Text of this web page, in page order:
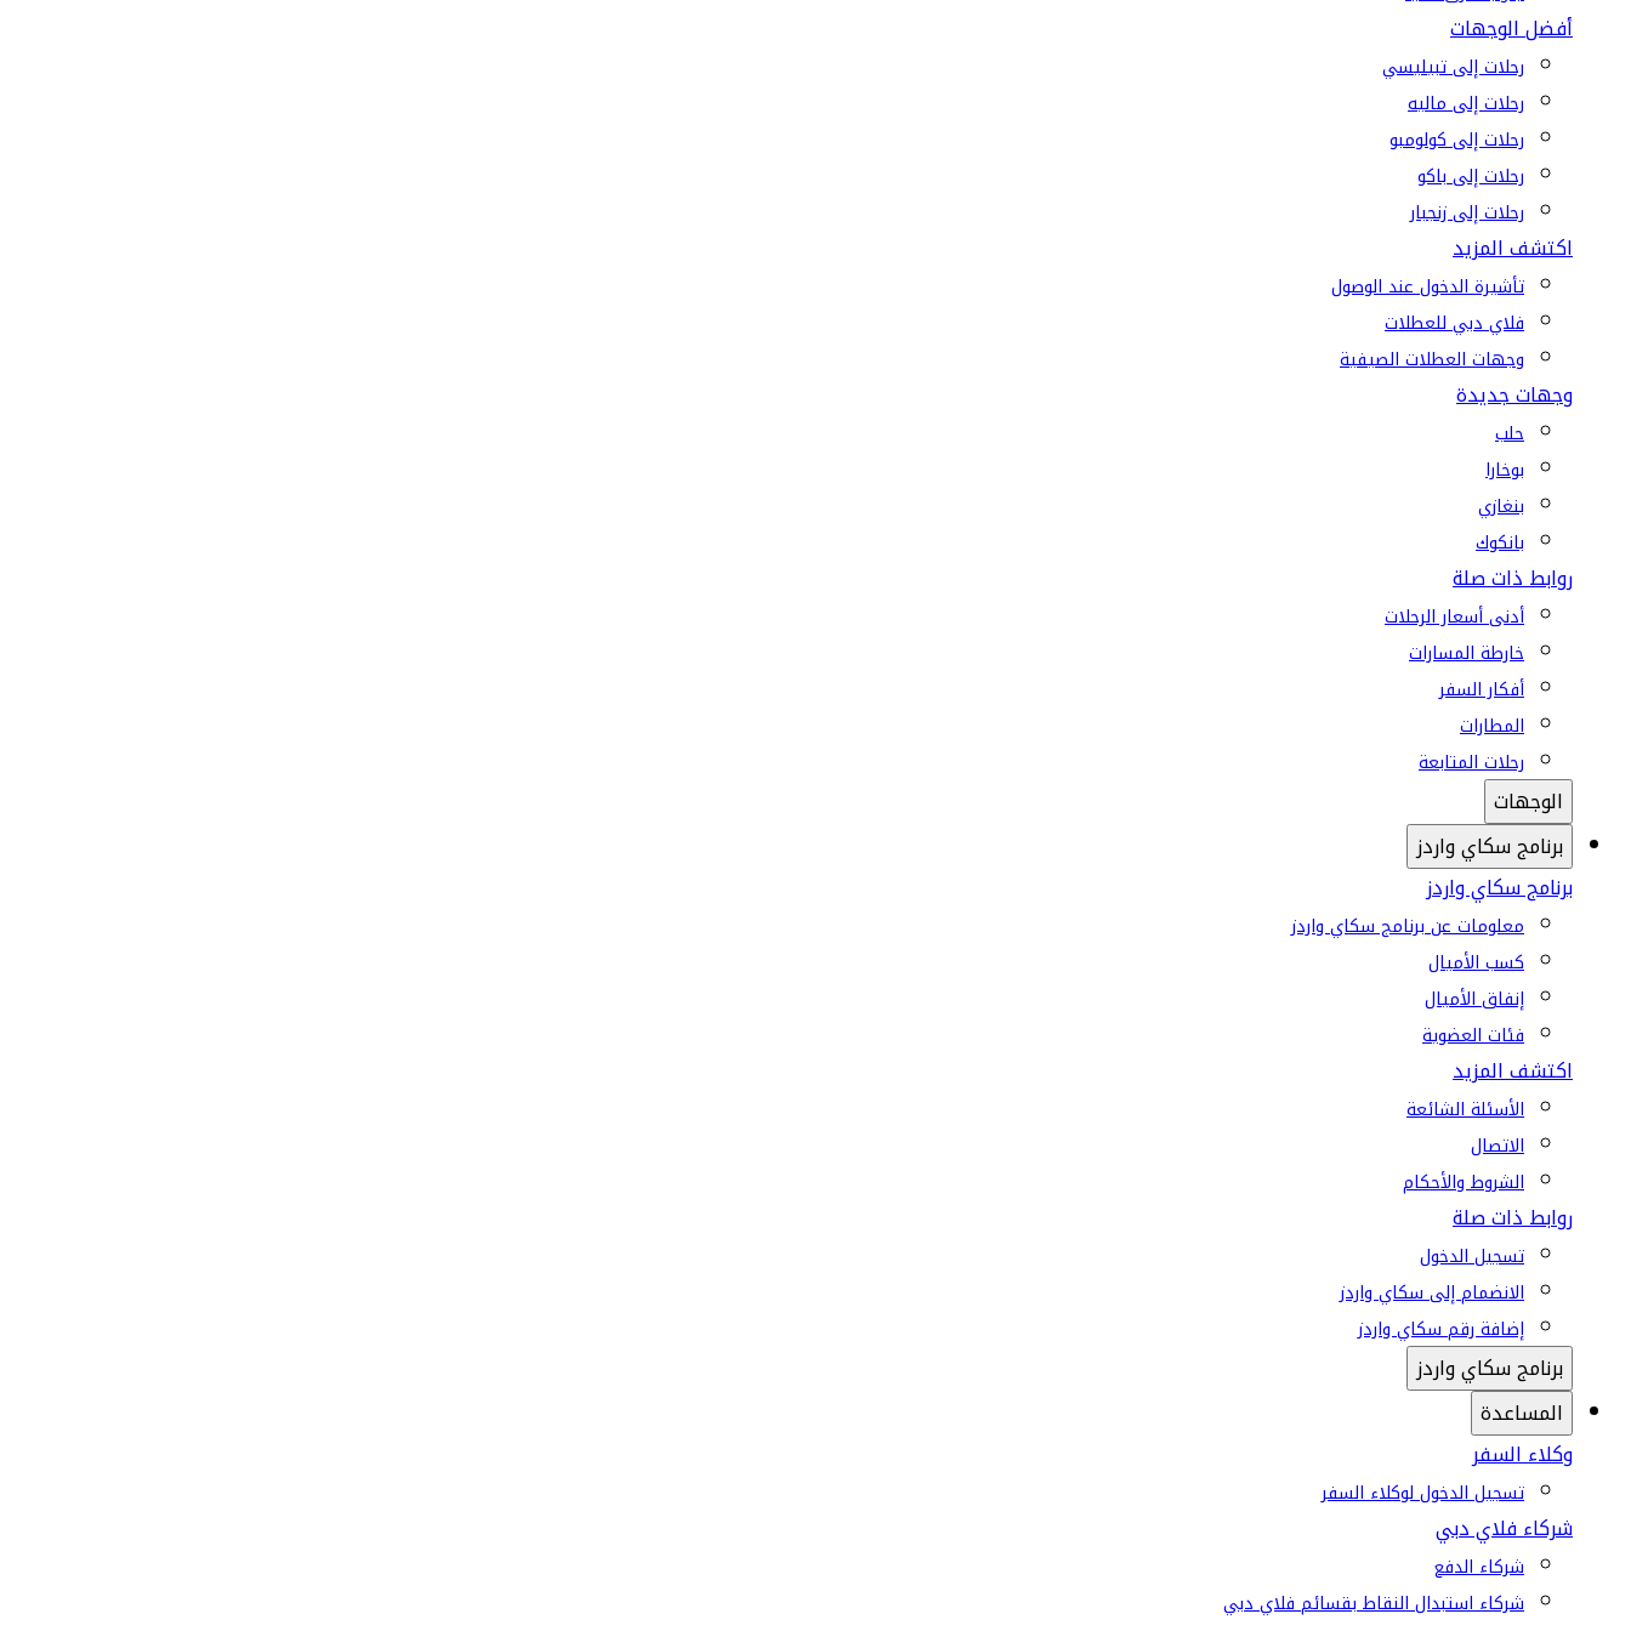
أفضل الوجهات
رحلات إلى تبيليسي
رحلات إلى ماليه
رحلات إلى كولومبو
رحلات إلى باكو
رحلات إلى زنجبار
اكتشف المزيد
تأشيرة الدخول عند الوصول
فلاي دبي للعطلات
وجهات العطلات الصيفية
وجهات جديدة
حلب
بوخارا
بنغازي
بانكوك
روابط ذات صلة
أدنى أسعار الرحلات
خارطة المسارات
أفكار السفر
المطارات
رحلات المتابعة
الوجهات
برنامج سكاي واردز
برنامج سكاي واردز
معلومات عن برنامج سكاي واردز
كسب الأميال
إنفاق الأميال
فئات العضوية
اكتشف المزيد
الأسئلة الشائعة
الاتصال
الشروط والأحكام
روابط ذات صلة
تسجيل الدخول
الانضمام إلى سكاي واردز
إضافة رقم سكاي واردز
برنامج سكاي واردز
المساعدة
وكلاء السفر
تسجيل الدخول لوكلاء السفر
شركاء فلاي دبي
شركاء الدفع
شركاء استبدال النقاط بقسائم فلاي دبي